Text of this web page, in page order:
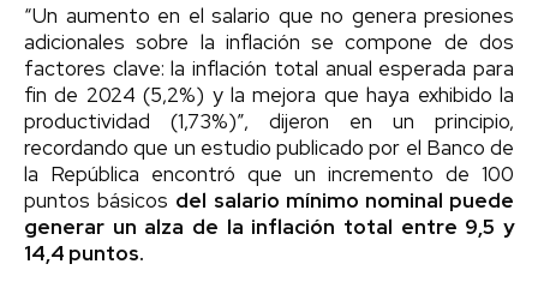
“Un aumento en el salario que no genera presiones
adicionales sobre la inflación se compone de dos
factores clave: la inflación total anual esperada para
fin de 2024 (5,2%) y la mejora que haya exhibido la
productividad (1,73%)”, dijeron en un principio,
recordando que un estudio publicado por el Banco de
la República encontró que un incremento de 100
puntos básicos del salario mínimo nominal puede
generar un alza de la inflación total entre 9,5 y
14,4 puntos.